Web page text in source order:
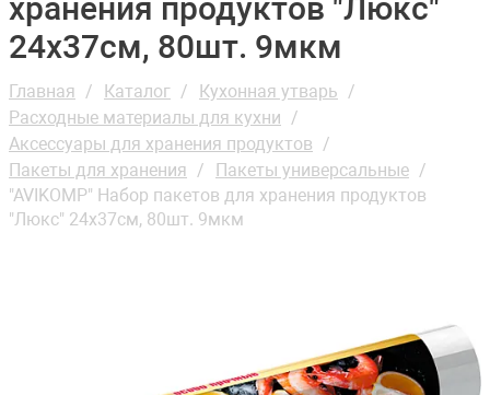
хранения продуктов "Люкс"
24х37см, 80шт. 9мкм
Главная Каталог
Кухонная утварь
Расходные материалы для кухни
Аксессуары для хранения продуктов
Пакеты для хранения
Пакеты универсальные
"AVIKOMP" Набор пакетов для хранения продуктов
"Люкс" 24х37см, 80шт. 9мкм